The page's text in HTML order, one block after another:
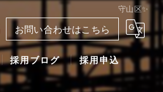
守山区✨
お問い合わせはこちら
採用ブログ 採用申込